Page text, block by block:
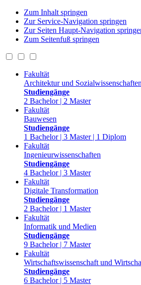
Zum Inhalt springen
Zur Service-Navigation springen
Zur Seiten Haupt-Navigation
Zum Seitenfuß springen
Fakultät
Architektur und Sozialwissenschaften
Studiengänge
2 Bachelor | 2 Master
Fakultät
Bauwesen
Studiengänge
1 Bachelor | 3 Master | 1 Diplom
Fakultät
Ingenieurwissenschaften
Studiengänge
4 Bachelor | 3 Master
Fakultät
Digitale Transformation
Studiengänge
2 Bachelor | 1 Master
Fakultät
Informatik und Medien
Studiengänge
9 Bachelor | 7 Master
Fakultät
Wirtschaftswissenschaft und
Studiengänge
6 Bachelor | 5 Master